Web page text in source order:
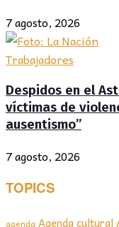
7 agosto, 2026
Trabajadores
Despidos en el
víctimas de
ausentismo”
7 agosto, 2026
TOPICS
agenda Agenda cultural